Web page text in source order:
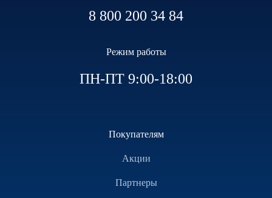
8 800 200 34 84
Режим работы
ПН-ПТ 9:00-18:00
Покупателям
Акции
Партнеры